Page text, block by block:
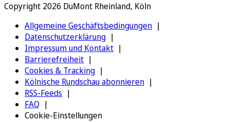
Copyright 2026 DuMont Rheinland, Köln
Allgemeine Geschäftsbedingungen
Datenschutzerklärung
Impressum und Kontakt
Barrierefreiheit
Cookies & Tracking
Kölnische Rundschau abonnieren
RSS-Feeds
FAQ
Cookie-Einstellungen